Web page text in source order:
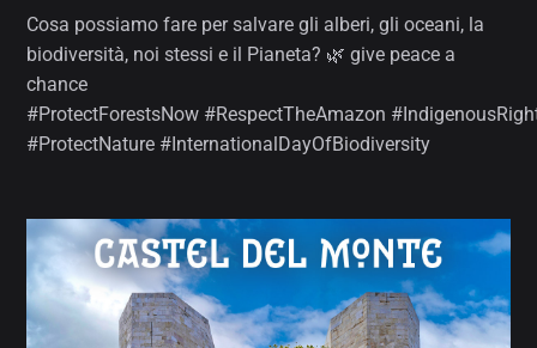
Cosa possiamo fare per salvare gli alberi, gli oceani, la
biodiversità, noi stessi e il Pianeta? 🌿 give peace a
chance
#ProtectForestsNow #RespectTheAmazon
#ProtectNature #InternationalDayOfBiodiversity⁣